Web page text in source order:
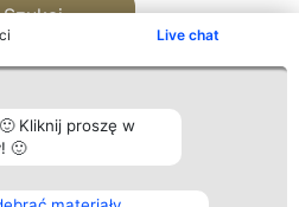
Live chat
Kliknij proszę w
🙂
Szukaj
Kontakt